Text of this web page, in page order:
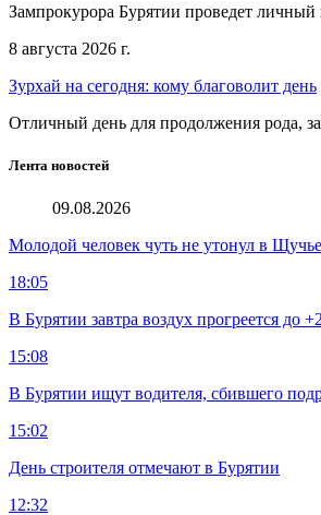
Зампрокурора Бурятии проведет
8 августа 2026 г.
Зурхай на сегодня: кому благоволит день
Отличный день для продолжения рода,
Лента новостей
09.08.2026
Молодой человек чуть не утонул в
18:05
В Бурятии завтра воздух прогреется
15:08
В Бурятии ищут водителя, сбившего
15:02
День строителя отмечают в Бурятии
12:32